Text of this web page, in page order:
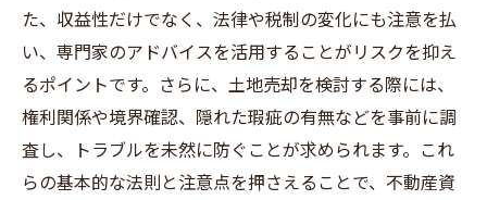
た、収益性だけでなく、法律や税制の変化にも注意を払
い、専門家のアドバイスを活用することがリスクを抑え
るポイントです。さらに、土地売却を検討する際には、
権利関係や境界確認、隠れた瑕疵の有無などを事前に調
査し、トラブルを未然に防ぐことが求められます。これ
らの基本的な法則と注意点を押さえることで、不動産資